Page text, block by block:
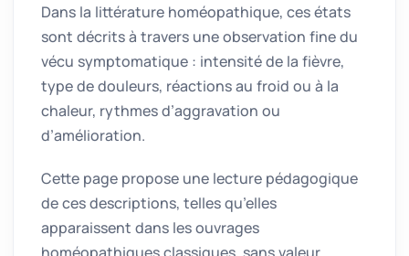
Dans la littérature homéopathique, ces états
sont décrits à travers une observation fine du
vécu symptomatique : intensité de la fièvre,
type de douleurs, réactions au froid ou à la
chaleur, rythmes d’aggravation ou
d’amélioration.
Cette page propose une lecture pédagogique
de ces descriptions, telles qu’elles
apparaissent dans les ouvrages